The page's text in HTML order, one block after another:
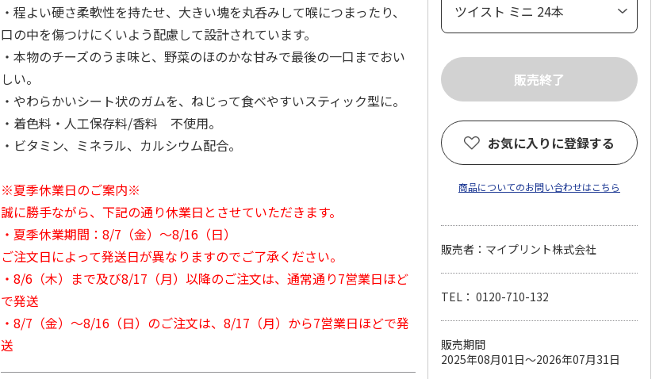
・程よい硬さ柔軟性を持たせ、大きい塊を丸呑みして喉につまったり、
口の中を傷つけにくいよう配慮して設計されています。
・本物のチーズのうま味と、野菜のほのかな甘みで最後の一口までおい
しい。
・やわらかいシート状のガムを、ねじって食べやすいスティック型に。
・着色料・人工保存料/香料 不使用。
・ビタミン、ミネラル、カルシウム配合。
※夏季休業日のご案内※
誠に勝手ながら、下記の通り休業日とさせていただきます。
・夏季休業期間：8/7（金）～8/16（日）
ご注文日によって発送日が異なりますのでご了承ください。
・8/6（木）まで及び8/17（月）以降のご注文は、通常通り7営業日ほど
で発送
・8/7（金）～8/16（日）のご注文は、8/17（月）から7営業日ほどで発
送
お気に入りに登録する
商品についてのお問い合わせはこちら
販売者：マイプリント株式会社
TEL： 0120-710-132
販売期間
2025年08月01日～2026年07月31日